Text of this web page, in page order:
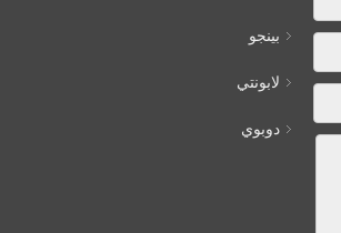
بينجو
لابونتي
دوبوي